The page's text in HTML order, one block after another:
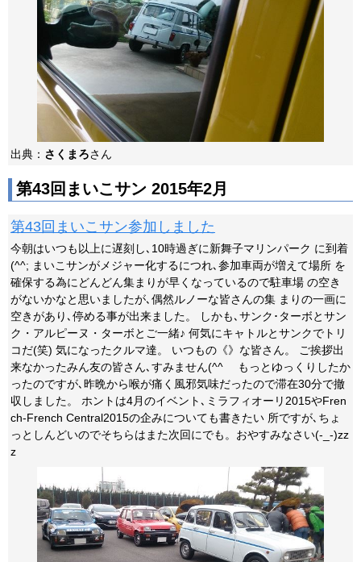
出典： さくまろさん
第43回まいこサン 2015年2月
第43回まいこサン参加しました
今朝はいつも以上に遅刻し､10時過ぎに新舞子マリンパーク に到着
(^^; まいこサンがメジャー化するにつれ､参加車両が増えて場所 を
確保する為にどんどん集まりが早くなっているので駐車場 の空き
がないかなと思いましたが､偶然ルノーな皆さんの集 まりの一画に
空きがあり､停める事が出来ました。 しかも､サンク･ターボとサン
ク・アルピーヌ・ターボとご一緒♪ 何気にキャトルとサンクでトリ
コだ(笑) 気になったクルマ達。 いつもの《》な皆さん。 ご挨拶出
来なかったみん友の皆さん､すみません(^^ゞ もっとゆっくりしたか
ったのですが､昨晩から喉が痛く風邪気味だったので滞在30分で撤
収しました。 ホントは4月のイベント､ミラフィオーリ2015やFren
ch-French Central2015の企みについても書きたい 所ですが､ちょ
っとしんどいのでそちらはまた次回にでも。おやすみなさい(-_-)zz
z